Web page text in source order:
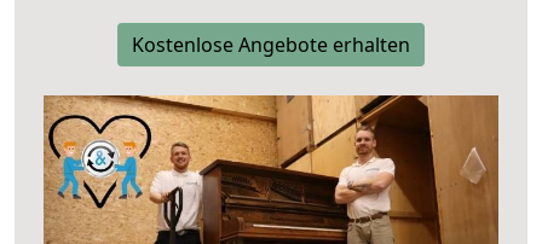
Kostenlose Angebote erhalten